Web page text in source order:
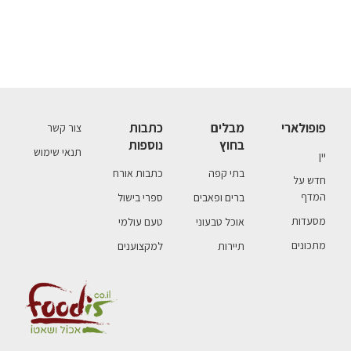
פופולארי
יין
חדש על
המדף
מסעדות
מתכונים
מבלים
בחוץ
בתי קפה
ברים ופאבים
אוכל טבעוני
תיירות
כתבות
נוספות
כתבות אורח
ספרי בישול
טעם עולמי
למקצוענים
צור קשר
תנאי שימוש